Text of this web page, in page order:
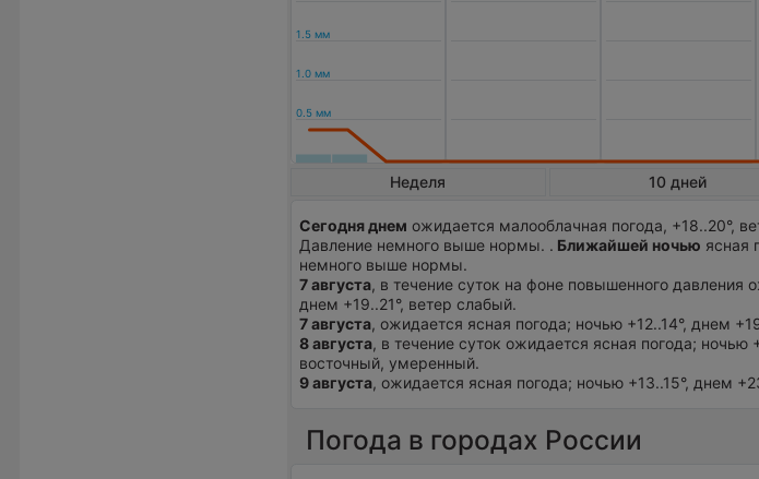
Неделя 10 дней
Сегодня днем ожидается малооблачная погода, +18..20°,
Давление немного выше нормы. . Ближайшей ночью ясная
немного выше нормы.
7 августа, в течение суток на фоне повышенного давления
днем +19..21°, ветер слабый.
7 августа, ожидается ясная погода; ночью +12..14°, днем
8 августа, в течение суток ожидается ясная погода; ночью
восточный, умеренный.
9 августа, ожидается ясная погода; ночью +13..15°, днем
Погода в городах России